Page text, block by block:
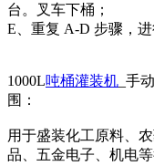
台。叉车下桶；
E、重复 A-D 步骤，进
1000L吨桶灌装机 _手
围：
用于盛装化工原料、
品、五金电子、机电